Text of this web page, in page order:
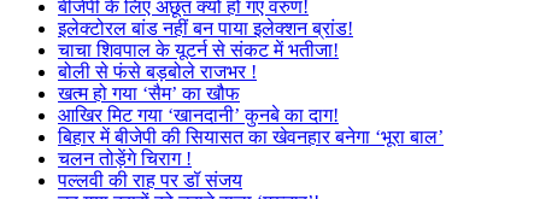
बीजेपी के लिए अछूत क्यों हो गए वरुण!
इलेक्टोरल बांड नहीं बन पाया इलेक्शन ब्रांड!
चाचा शिवपाल के यूटर्न से संकट में भतीजा!
बोली से फंसे बड़बोले राजभर !
खत्म हो गया ‘सैम’ का खौफ
आखिर मिट गया ‘खानदानी’ कुनबे का दाग!
बिहार में बीजेपी की सियासत का खेवनहार बनेगा ‘भूरा बाल’
चलन तोड़ेंगे चिराग !
पल्लवी की राह पर डॉ संजय